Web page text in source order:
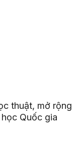
thuật, mở rộng
Quốc gia